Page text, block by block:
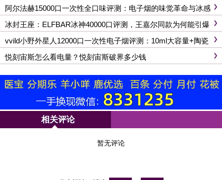
阿尔法赫15000口一次性全口味评测：电子烟的味觉革命与冰感
盛宴
冰封王座：ELFBAR冰神40000口评测，王嘉尔同款为何能引爆
市场？
vvild小野外星人12000口一次性电子烟评测：10ml大容量+陶瓷
芯，口感与续航的终极对决
悦刻宙斯怎么看电量？悦刻宙斯破界多少钱
相关评论
暂无评论